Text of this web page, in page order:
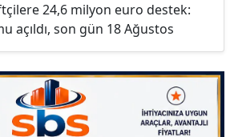
24,6 milyon euro destek:
açıldı, son gün 18 Ağustos